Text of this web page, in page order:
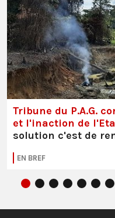
Tribune du P.A.G.
et l'inaction de
solution c'est de
EN BREF